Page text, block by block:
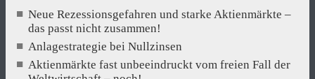
Neue Rezessionsgefahren und starke Aktienmärkte –
das passt nicht zusammen!
Anlagestrategie bei Nullzinsen
Aktienmärkte fast unbeeindruckt vom freien Fall der